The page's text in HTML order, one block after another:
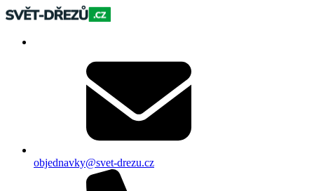
objednavky@svet-drezu.cz